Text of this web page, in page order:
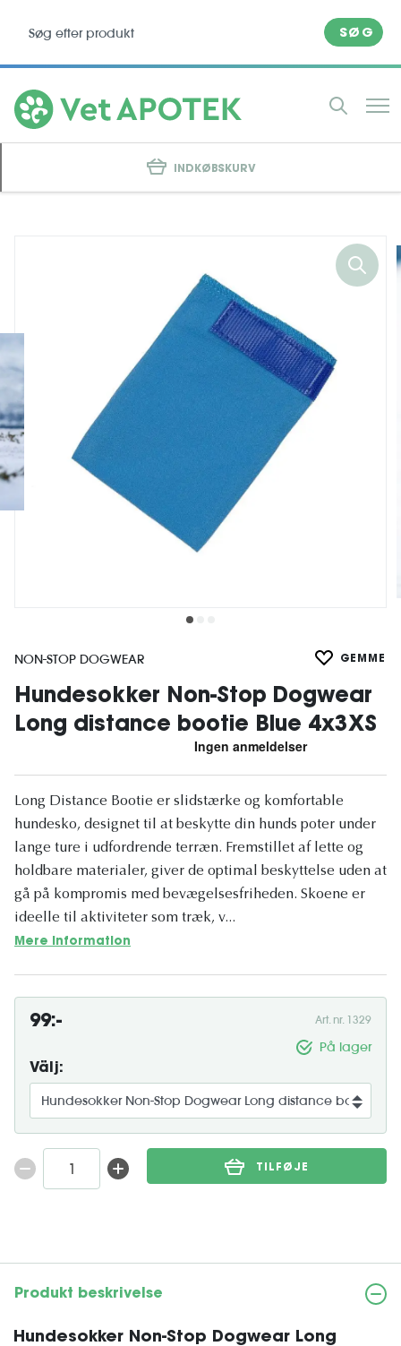
SØG
INDKØBSKURV
NON-STOP DOGWEAR GEMME
Hundesokker Non-Stop Dogwear
Long distance bootie Blue 4x3XS
Long Distance Bootie er slidstærke og komfortable
hundesko, designet til at beskytte din hunds poter under
lange ture i udfordrende terræn. Fremstillet af lette og
holdbare materialer, giver de optimal beskyttelse uden at
gå på kompromis med bevægelsesfriheden. Skoene er
ideelle til aktiviteter som træk, v...
Mere information
99:- Art. nr. 1329
På lager
Välj:
TILFØJE
Produkt beskrivelse
Hundesokker Non-Stop Dogwear Long